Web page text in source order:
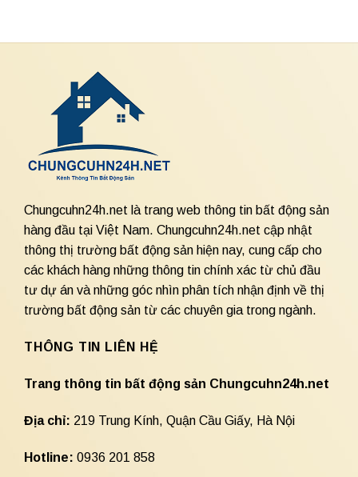
Chungcuhn24h.net là trang web thông tin bất động sản
hàng đầu tại Việt Nam. Chungcuhn24h.net cập nhật
thông thị trường bất động sản hiện nay, cung cấp cho
các khách hàng những thông tin chính xác từ chủ đầu
tư dự án và những góc nhìn phân tích nhận định về thị
trường bất động sản từ các chuyên gia trong ngành.
THÔNG TIN LIÊN HỆ
Trang thông tin bất động sản Chungcuhn24h.net
Địa chỉ: 219 Trung Kính, Quận Cầu Giấy, Hà Nội
Hotline: 0936 201 858